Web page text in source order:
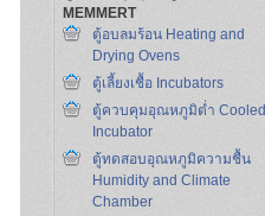
MEMMERT
ตู้อบลมร้อน Heating and
Drying Ovens
ตู้เลี้ยงเชื้อ Incubators
ตู้ควบคุมอุณหภูมิต่ำ Cooled
Incubator
ตู้ทดสอบอุณหภูมิความชื้น
Humidity and Climate
Chamber